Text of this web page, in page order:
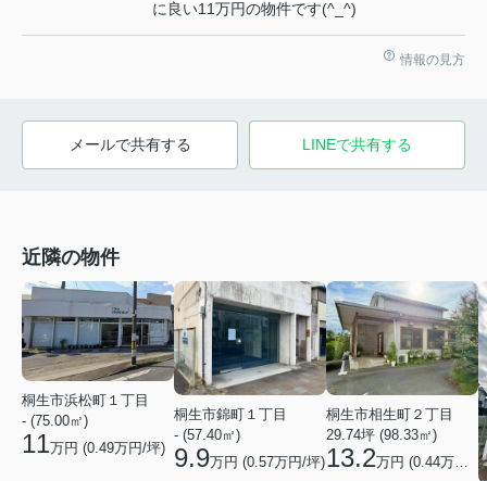
に良い11万円の物件です(^_^)
情報の見方
メールで共有する LINEで共有する
近隣の物件
桐生市浜松町１丁目
- (75.00㎡)
11万円 (0.49万円/坪)
桐生市錦町１丁目
- (57.40㎡)
9.9万円 (0.57万円/坪)
桐生市相生町２丁目
29.74坪 (98.33㎡)
13.2万円 (0.44万円/坪)